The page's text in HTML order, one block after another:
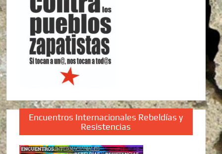
Encuentros Internacionales Rebeldías y
Resistencias